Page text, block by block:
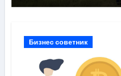
Бизнес советник